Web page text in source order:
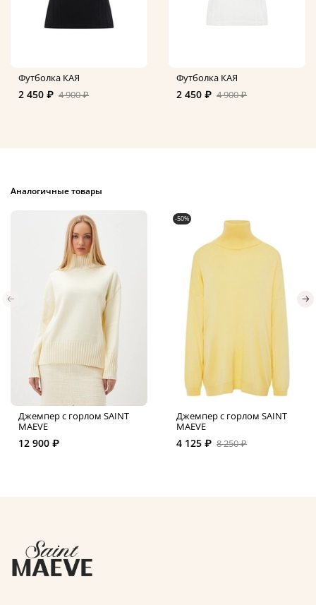
Футболка КАЯ
2 450 ₽ 4 900 ₽
Футболка КАЯ
2 450 ₽ 4 900 ₽
Аналогичные товары
Джемпер с горлом SAINT
MAEVE
12 900 ₽
-50%
Джемпер с горлом SAINT
MAEVE
4 125 ₽ 8 250 ₽